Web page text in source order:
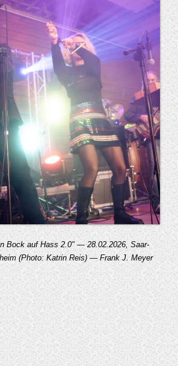
Bock auf Hass 2.0" — 28.02.2026, Saar-
(Photo: Katrin Reis) — Frank J. Meyer